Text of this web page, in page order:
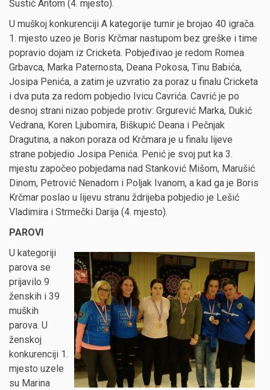
Šustić Antom (4. mjesto).
U muškoj konkurenciji A kategorije turnir je brojao 40 igrača.
1. mjesto uzeo je Boris Krčmar nastupom bez greške i time
popravio dojam iz Cricketa. Pobjeđivao je redom Romea
Grbavca, Marka Paternosta, Deana Pokosa, Tinu Babića,
Josipa Penića, a zatim je uzvratio za poraz u finalu Cricketa
i dva puta za redom pobjedio Ivicu Cavrića. Cavrić je po
desnoj strani nizao pobjede protiv: Grgurević Marka, Dukić
Vedrana, Koren Ljubomira, Biškupić Deana i Pečnjak
Dragutina, a nakon poraza od Krčmara je u finalu lijeve
strane pobjedio Josipa Penića. Penić je svoj put ka 3.
mjestu započeo pobjedama nad Stanković Mišom, Marušić
Dinom, Petrović Nenadom i Poljak Ivanom, a kad ga je Boris
Krčmar poslao u lijevu stranu ždrijeba pobjedio je Lešić
Vladimira i Strmečki Darija (4. mjesto).
PAROVI
U kategoriji
parova se
prijavilo 9
ženskih i 39
muških
parova. U
ženskoj
konkurenciji 1.
mjesto uzele
su Marina